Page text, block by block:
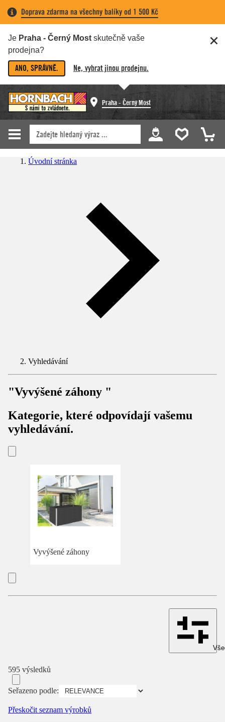
Doprava zdarma na všechny balíky od 1 500 Kč
Je Praha - Černý Most skutečně vaše
prodejna?
ANO, SPRÁVNĚ. Ne, vybrat jinou prodejnu.
Praha - Černý Most
Úvodní stránka
Vyhledávání
"Vyvýšené záhony "
Kategorie, které odpovídají vašemu
vyhledávání.
Vyvýšené záhony
595 výsledků
Seřazeno podle:
Přeskočit seznam výrobků